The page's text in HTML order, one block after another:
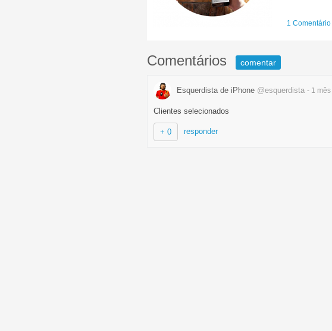
1 Comentário
Comentários comentar
Esquerdista de iPhone @esquerdista - 1 mês
Clientes selecionados
+ 0 responder